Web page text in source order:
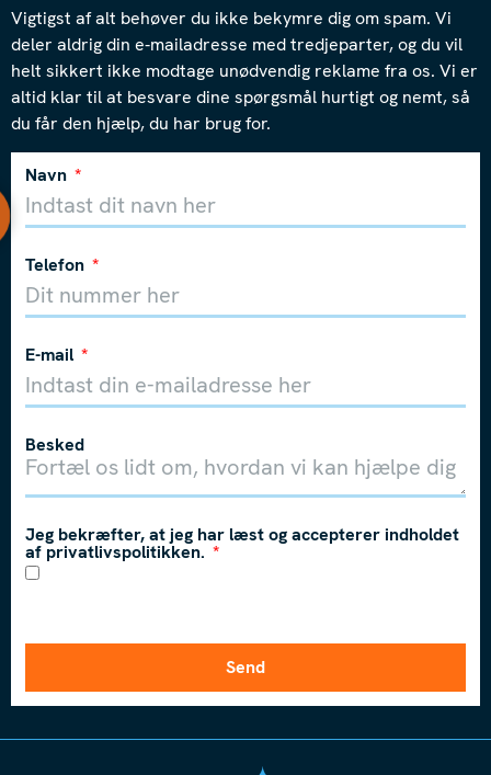
Vigtigst af alt behøver du ikke bekymre dig om spam. Vi
deler aldrig din e-mailadresse med tredjeparter, og du vil
helt sikkert ikke modtage unødvendig reklame fra os. Vi er
altid klar til at besvare dine spørgsmål hurtigt og nemt, så
du får den hjælp, du har brug for.
Navn
Telefon
E-mail
Besked
Jeg bekræfter, at jeg har læst og accepterer indholdet
af privatlivspolitikken.
Send